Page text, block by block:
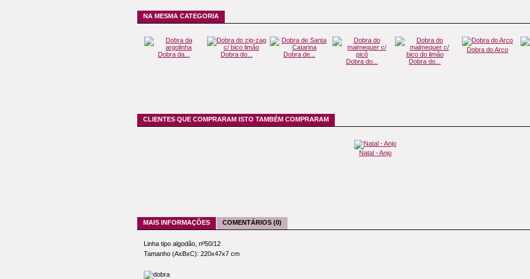
NA MESMA CATEGORIA
Dobra da... Dobra do...
Dobra de...
Dobra do...
Dobra do...
Dobra do Arco
CLIENTES QUE COMPRARAM ISTO TAMBÉM COMPRARAM
Natal - Anjo
MAIS INFORMAÇÕES COMENTÁRIOS (0)
Linha tipo algodão, nº50/12
Tamanho (AxBxC): 220x47x7 cm